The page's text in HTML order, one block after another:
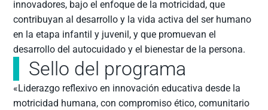
innovadores, bajo el enfoque de la motricidad, que
contribuyan al desarrollo y la vida activa del ser humano
en la etapa infantil y juvenil, y que promuevan el
desarrollo del autocuidado y el bienestar de la persona.
Sello del programa
«Liderazgo reflexivo en innovación educativa desde la
motricidad humana, con compromiso ético, comunitario